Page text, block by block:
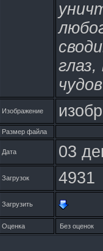
Изображение
Размер файла
Дата 03
Загрузок 4931
Загрузить
Оценка Без оценок